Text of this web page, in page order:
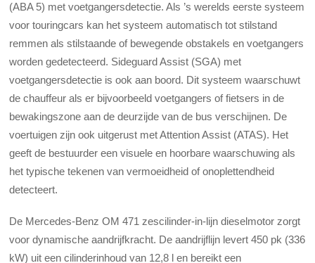
(ABA 5) met voetgangersdetectie. Als ’s werelds eerste systeem
voor touringcars kan het systeem automatisch tot stilstand
remmen als stilstaande of bewegende obstakels en voetgangers
worden gedetecteerd. Sideguard Assist (SGA) met
voetgangersdetectie is ook aan boord. Dit systeem waarschuwt
de chauffeur als er bijvoorbeeld voetgangers of fietsers in de
bewakingszone aan de deurzijde van de bus verschijnen. De
voertuigen zijn ook uitgerust met Attention Assist (ATAS). Het
geeft de bestuurder een visuele en hoorbare waarschuwing als
het typische tekenen van vermoeidheid of onoplettendheid
detecteert.
De Mercedes-Benz OM 471 zescilinder-in-lijn dieselmotor zorgt
voor dynamische aandrijfkracht. De aandrijflijn levert 450 pk (336
kW) uit een cilinderinhoud van 12,8 l en bereikt een